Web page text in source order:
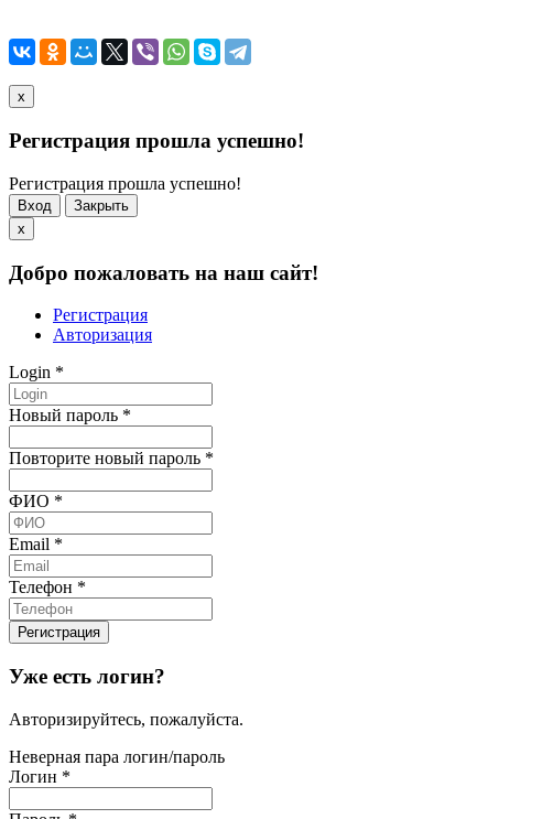
x
Регистрация прошла успешно!
Регистрация прошла успешно!
Вход
Закрыть
x
Добро пожаловать на наш сайт!
Регистрация
Авторизация
Login *
Новый пароль *
Повторите новый пароль *
ФИО *
Email *
Телефон *
Уже есть логин?
Авторизируйтесь, пожалуйста.
Неверная пара логин/пароль
Логин *